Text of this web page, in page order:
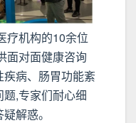
疗机构的10余位
面对面健康咨询
病、肠胃功能紊
,专家们耐心细
解惑。